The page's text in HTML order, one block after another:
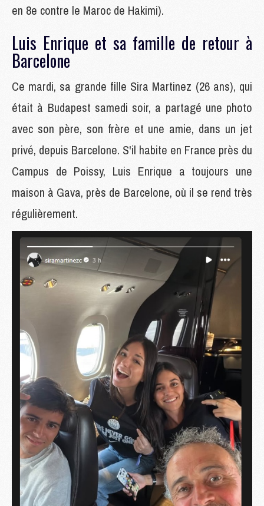
en 8e contre le Maroc de Hakimi).
Luis Enrique et sa famille de retour à
Barcelone
Ce mardi, sa grande fille Sira Martinez (26 ans), qui
était à Budapest samedi soir, a partagé une photo
avec son père, son frère et une amie, dans un jet
privé, depuis Barcelone. S'il habite en France près du
Campus de Poissy, Luis Enrique a toujours une
maison à Gava, près de Barcelone, où il se rend très
régulièrement.